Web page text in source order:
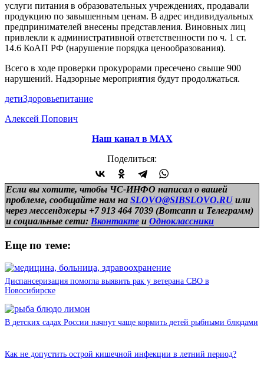
услуги питания в образовательных учреждениях, продавали
продукцию по завышенным ценам. В адрес индивидуальных
предпринимателей внесены представления. Виновных лиц
привлекли к административной ответственности по ч. 1 ст.
14.6 КоАП РФ (нарушение порядка ценообразования).
Всего в ходе проверки прокурорами пресечено свыше 900
нарушений. Надзорные мероприятия будут продолжаться.
детиЗдоровьепитание
Алексей Попович
Наш канал в МАХ
Поделиться:
Если вы хотите, чтобы ЧС-ИНФО написал о вашей
проблеме, сообщайте нам на SLOVO@SIBSLOVO.RU или
через мессенджеры +7 913 464 7039 (Вотсапп и Телеграмм)
и социальные сети: Вконтакте и Одноклассники
Еще по теме:
Диспансеризация помогла выявить рак у ветерана СВО в
Новосибирске
В детских садах России начнут чаще кормить детей рыбными блюдами
Как не допустить острой кишечной инфекции в летний период?